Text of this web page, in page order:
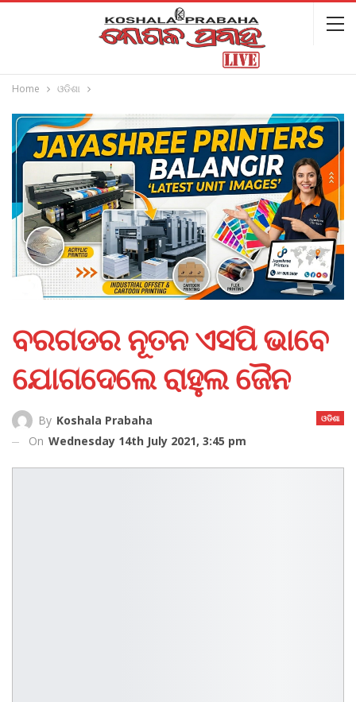
Home ଓଡିଶା
ବରଗଡର ନୂତନ ଏସପି ଭାବେ
ଯୋଗଦେଲେ ରାହୁଲ ଜୈନ
ଓଡିଶା
By Koshala Prabaha
On Wednesday 14th July 2021, 3:45 pm